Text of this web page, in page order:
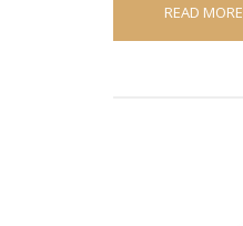
READ MORE